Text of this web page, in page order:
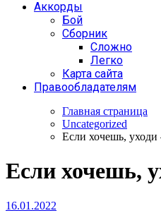
Аккорды
Бой
Сборник
Сложно
Легко
Карта сайта
Правообладателям
Главная страница
Uncategorized
Если хочешь,
Если хочешь,
16.01.2022